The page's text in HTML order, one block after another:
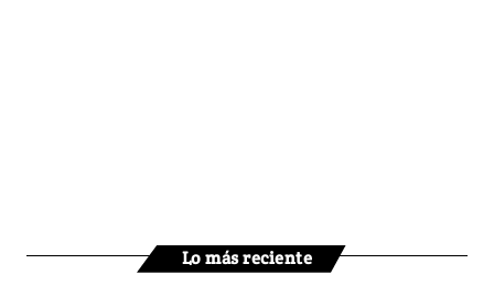
Lo más reciente